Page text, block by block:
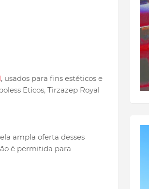
, usados para fins estéticos e
Eticos, Tirzazep Royal
ampla oferta desses
é permitida para